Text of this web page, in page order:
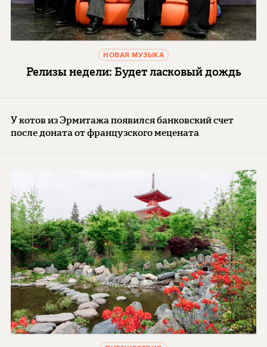
НОВАЯ МУЗЫКА
Релизы недели: Будет ласковый дождь
У котов из Эрмитажа появился банковский счет
после доната от французского мецената